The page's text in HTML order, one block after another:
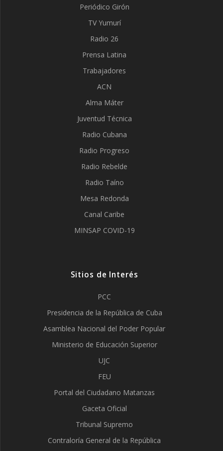
Periódico Girón
TV Yumurí
Radio 26
Prensa Latina
Trabajadores
ACN
Alma Máter
Juventud Técnica
Radio Cubana
Radio Progreso
Radio Rebelde
Radio Taíno
Mesa Redonda
Canal Caribe
MINSAP COVID-19
Sitios de Interés
PCC
Presidencia de la República de Cuba
Asamblea Nacional del Poder Popular
Ministerio de Educación Superior
UJC
FEU
Portal del Ciudadano Matanzas
Gaceta Oficial
Tribunal Supremo
Contraloría General de la República